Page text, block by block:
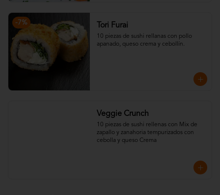
-7% Tori Furai
10 piezas de sushi rellanas con pollo
apanado, queso crema y cebollín.
Veggie Crunch
10 piezas de sushi rellenas con Mix de
zapallo y zanahoria tempurizados con
cebolla y queso Crema